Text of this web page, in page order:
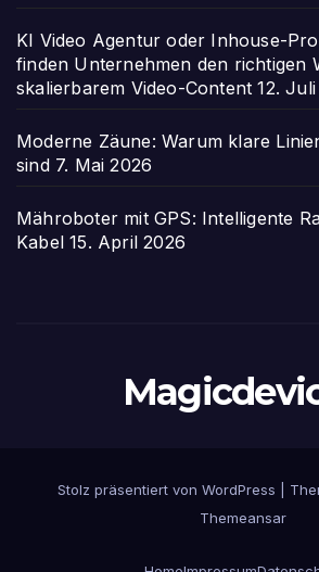
KI Video Agentur oder Inhouse-
finden Unternehmen den richtigen
skalierbarem Video-Content 12.
Moderne Zäune: Warum klare
sind 7. Mai 2026
Mähroboter mit GPS: Intelligente
Kabel 15. April 2026
Stolz präsentiert von WordPress
Themeansar